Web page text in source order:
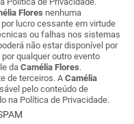
Flores nenhuma
lucro cessante em virtude
ou falhas nos sistemas
não estar disponível por
qualquer outro evento
daCamélia Flores.
de terceiros. A Camélia
pelo conteúdo de
na Política de Privacidade.